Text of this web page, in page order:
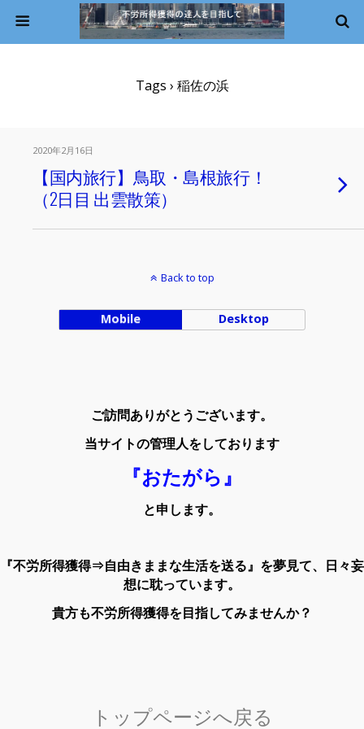
Tags › 稲佐の浜
2020年2月16日
【国内旅行】鳥取・島根旅行！
（2日目 出雲散策）
Back to top
Mobile Desktop
ご訪問ありがとうございます。
当サイトの管理人をしております
『おたがら』
と申します。
『不労所得獲得⇒自由きままな生活を送る』を夢見て、日々妄
想に耽っています。
貴方も不労所得獲得を目指してみませんか？
トップページへ戻る